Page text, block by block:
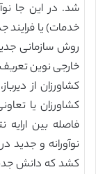
شد. در این جا
خدمات) یا فرایند
روش سازمانی
خارجی نوین
کشاورزان از
کشاورزان یا
فاصله بین ارایه
نوآورانه و جدید
کشد که دانش